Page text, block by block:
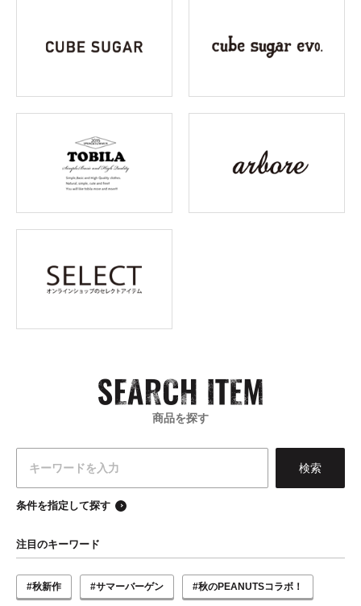
商品を探す
条件を指定して探す
注目のキーワード
#秋新作 #サマーバーゲン #秋のPEANUTSコラボ！